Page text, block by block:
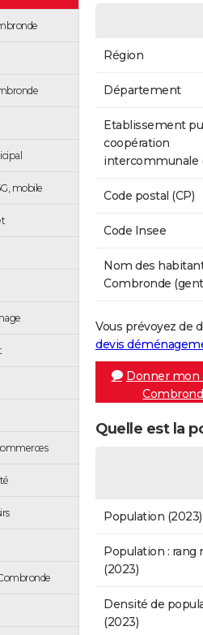
mobile
Région
Département
Etablissement
coopération
intercommunale
Code postal (CP)
Code Insee
Nom des
Combronde
Vous prévoyez de
devis
Donner mon
Quelle est la
Population (2023)
Population : rang
(2023)
Densité de
(2023)